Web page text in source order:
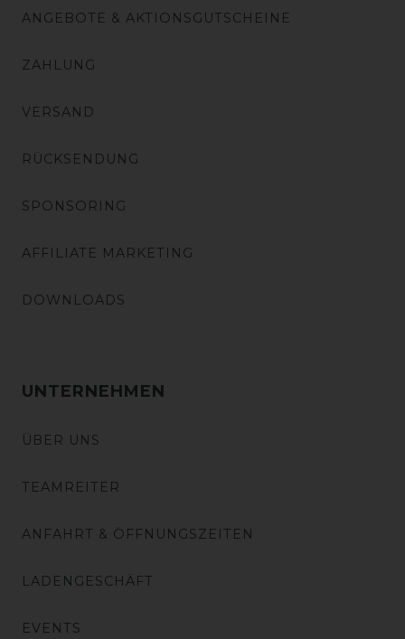
ANGEBOTE & AKTIONSGUTSCHEINE
ZAHLUNG
VERSAND
RÜCKSENDUNG
SPONSORING
AFFILIATE MARKETING
DOWNLOADS
UNTERNEHMEN
ÜBER UNS
TEAMREITER
ANFAHRT & ÖFFNUNGSZEITEN
LADENGESCHÄFT
EVENTS